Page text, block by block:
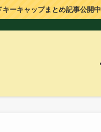
ーキャップまとめ記事公開中